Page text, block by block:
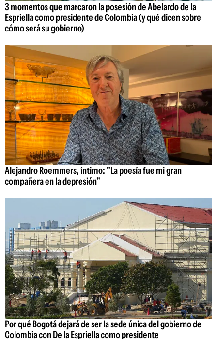
3 momentos que marcaron la posesión de Abelardo de la
Espriella como presidente de Colombia (y qué dicen sobre
cómo será su gobierno)
Alejandro Roemmers, íntimo: "La poesía fue mi gran
compañera en la depresión"
Por qué Bogotá dejará de ser la sede única del gobierno de
Colombia con De la Espriella como presidente